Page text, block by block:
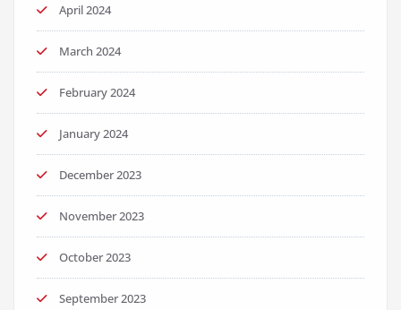
April 2024
March 2024
February 2024
January 2024
December 2023
November 2023
October 2023
September 2023